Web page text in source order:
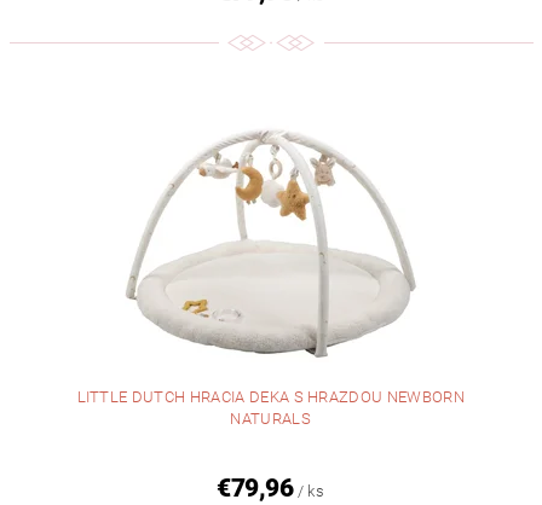
LITTLE DUTCH HRACIA DEKA S HRAZDOU NEWBORN
NATURALS
€79,96 / ks